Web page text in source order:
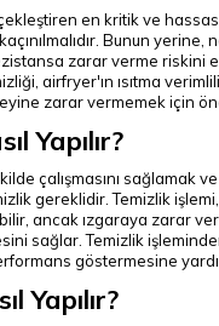
en kritik ve
Bunun
zarar verme riskini
airfryer'ın ısıtma
zarar vermemek için
Yapılır?
çalışmasını
gereklidir. Temizlik işlemi,
ancak ızgaraya zarar
sağlar. Temizlik
göstermesine
Yapılır?